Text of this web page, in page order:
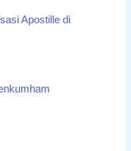
Apostille di